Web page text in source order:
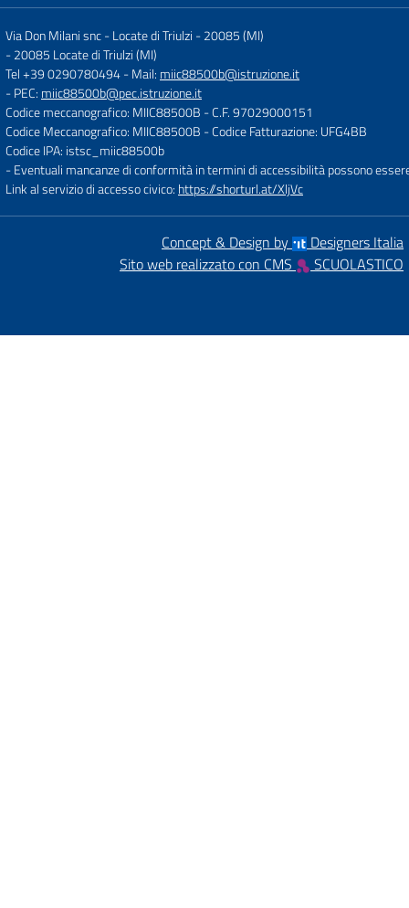
Via Don Milani snc - Locate di Triulzi - 20085 (MI)
-20085 Locate di Triulzi (MI)
Tel +39 0290780494- Mail: miic88500b@istruzione.it
- PEC: miic88500b@pec.istruzione.it
Codice meccanografico: MIIC88500B - C.F. 97029000151
Codice Meccanografico: MIIC88500B - Codice Fatturazione: UFG4BB
Codice IPA: istsc_miic88500b
- Eventuali mancanze di conformità in termini di accessibilità possono
Link al servizio di accesso civico: https://shorturl.at/XljVc
Concept & Design by
Designers Italia
Sito web realizzato con CMS
SCUOLASTICO